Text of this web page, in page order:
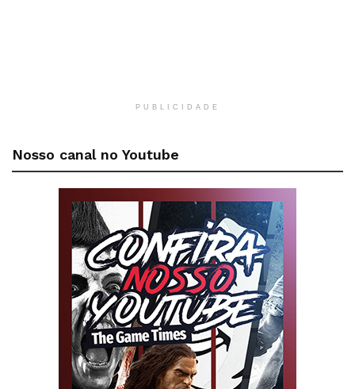
PUBLICIDADE
Nosso canal no Youtube